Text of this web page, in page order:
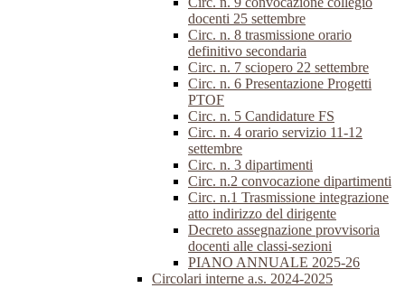
docenti 25 settembre
Circ. n. 8 trasmissione orario
definitivo secondaria
Circ. n. 7 sciopero 22 settembre
Circ. n. 6 Presentazione Progetti
PTOF
Circ. n. 5 Candidature FS
Circ. n. 4 orario servizio 11-12
settembre
Circ. n. 3 dipartimenti
Circ. n.2 convocazione dipartimenti
Circ. n.1 Trasmissione integrazione
atto indirizzo del dirigente
Decreto assegnazione provvisoria
docenti alle classi-sezioni
PIANO ANNUALE 2025-26
Circolari interne a.s. 2024-2025